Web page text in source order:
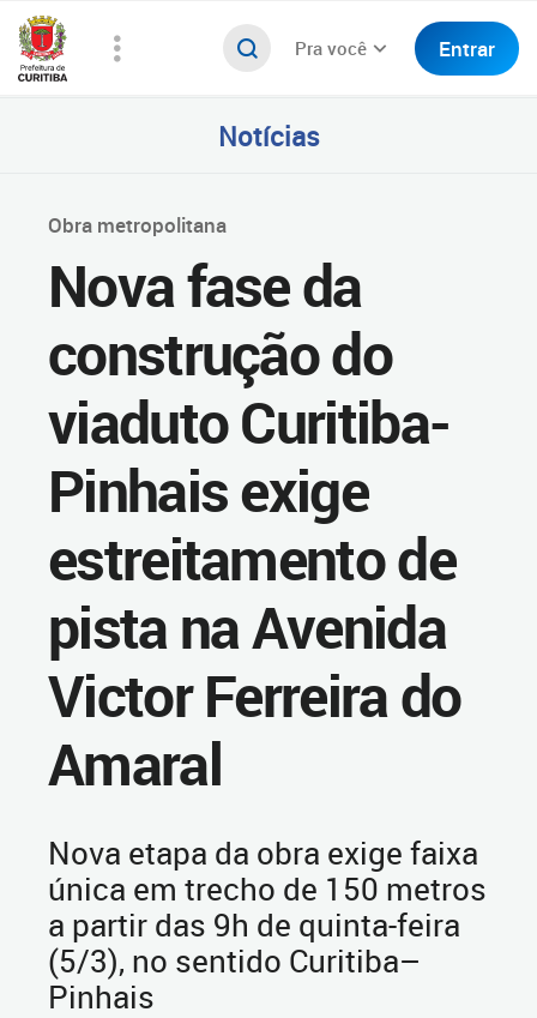
Pra você Entrar
Notícias
Obra metropolitana
Nova fase da
construção do
viaduto Curitiba-
Pinhais exige
estreitamento de
pista na Avenida
Victor Ferreira do
Amaral
Nova etapa da obra exige faixa
única em trecho de 150 metros
a partir das 9h de quinta-feira
(5/3), no sentido Curitiba–
Pinhais